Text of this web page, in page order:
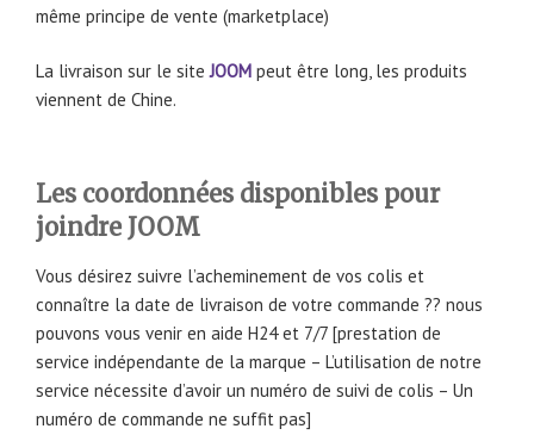
même principe de vente (marketplace)
La livraison sur le siteJOOM peut être long, les produits
viennent de Chine.
Les coordonnées disponibles pour
joindre JOOM
Vous désirez suivre l’acheminement de vos colis et
connaître la date de livraison de votre commande ?? nous
pouvons vous venir en aide H24 et 7/7 [prestation de
service indépendante de la marque – L’utilisation de notre
service nécessite d’avoir un numéro de suivi de colis – Un
numéro de commande ne suffit pas]